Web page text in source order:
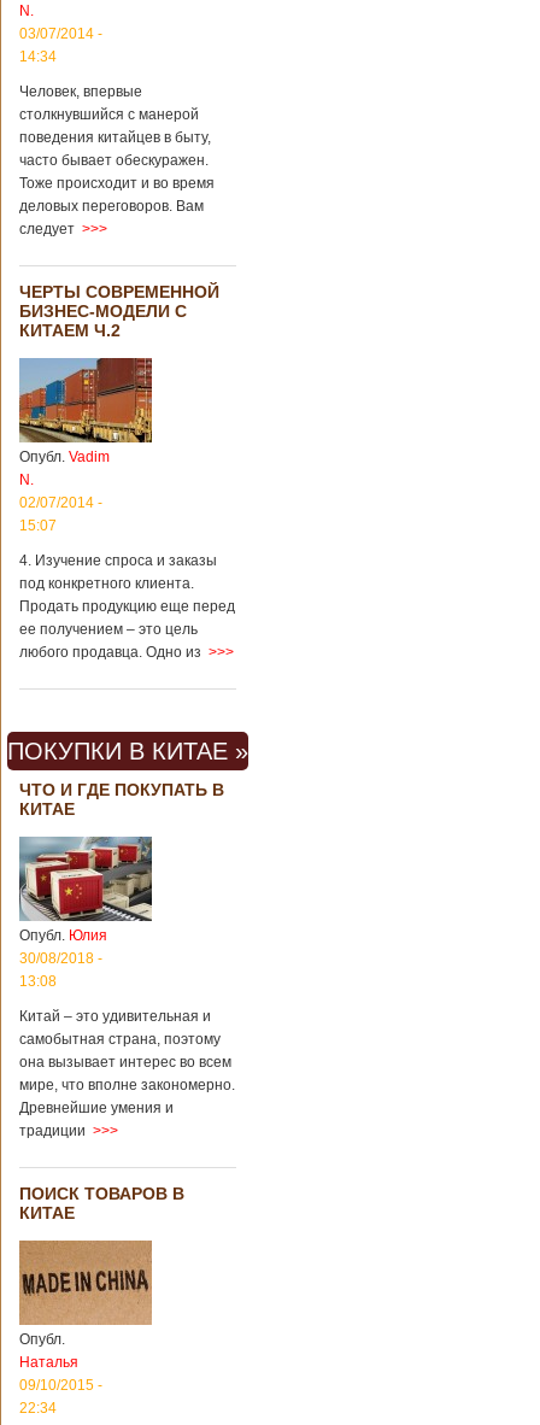
N.
03/07/2014 -
14:34
Человек, впервые
столкнувшийся с манерой
поведения китайцев в быту,
часто бывает обескуражен.
Тоже происходит и во время
деловых переговоров. Вам
следует >>>
ЧЕРТЫ СОВРЕМЕННОЙ
БИЗНЕС-МОДЕЛИ С
КИТАЕМ Ч.2
Опубл. Vadim
N.
02/07/2014 -
15:07
4. Изучение спроса и заказы
под конкретного клиента.
Продать продукцию еще перед
ее получением – это цель
любого продавца. Одно из >>>
ПОКУПКИ В КИТАЕ »
ЧТО И ГДЕ ПОКУПАТЬ В
КИТАЕ
Опубл. Юлия
30/08/2018 -
13:08
Китай – это удивительная и
самобытная страна, поэтому
она вызывает интерес во всем
мире, что вполне закономерно.
Древнейшие умения и
традиции >>>
ПОИСК ТОВАРОВ В
КИТАЕ
Опубл.
Наталья
09/10/2015 -
22:34